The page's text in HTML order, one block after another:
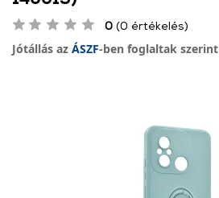
0 (0 értékelés)
Jótállás az ÁSZF-ben foglaltak szerint